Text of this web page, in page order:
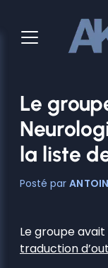
contenu
Le
la liste
Le groupe
traduction